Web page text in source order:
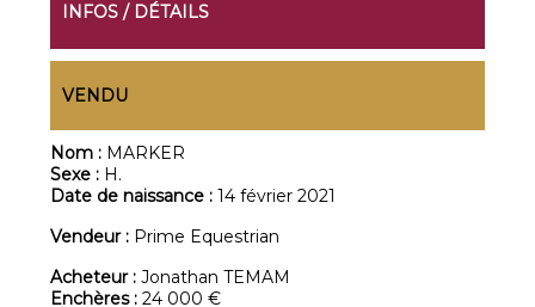
INFOS / DÉTAILS
VENDU
Nom : MARKER
Sexe : H.
Date de naissance :14 février 2021
Vendeur : Prime Equestrian
Acheteur :Jonathan TEMAM
Enchères :24 000 €